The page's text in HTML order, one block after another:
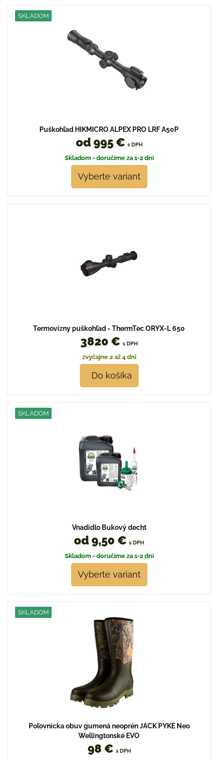
SKLADOM
Puškohľad HIKMICRO ALPEX PRO LRF A50P
od 995 € s DPH
Skladom - doručíme za 1-2 dni
Vyberte variant
Termovizny puškohľad - ThermTec ORYX-L 650
3820 € s DPH
zvyčajne 2 až 4 dni
Do košíka
SKLADOM
Vnadidlo Bukový decht
od 9,50 € s DPH
Skladom - doručíme za 1-2 dni
Vyberte variant
SKLADOM
Poľovnícka obuv gumená neoprén JACK PYKE Neo
Wellingtonské EVO
98 € s DPH